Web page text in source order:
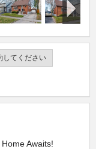
してください
Awaits!